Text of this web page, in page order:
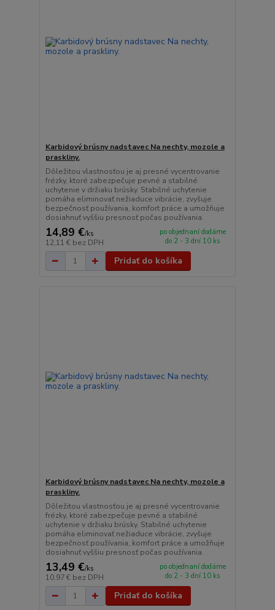
Karbidový brúsny nadstavec Na nechty, mozole a
praskliny.
Dôležitou vlastnosťou je aj presné vycentrovanie
frézky, ktoré zabezpečuje pevné a stabilné
uchytenie v držiaku brúsky. Stabilné uchytenie
pomáha eliminovať nežiaduce vibrácie, zvyšuje
bezpečnosť používania, komfort práce a umožňuje
dosiahnuť vyššiu presnosť počas používania.
14,89 €/ks
12,11 € bez DPH
po objednaní dodáme
do 2 - 3 dní 10 ks
Pridať do košíka
Karbidový brúsny nadstavec Na nechty, mozole a
praskliny.
Dôležitou vlastnosťou je aj presné vycentrovanie
frézky, ktoré zabezpečuje pevné a stabilné
uchytenie v držiaku brúsky. Stabilné uchytenie
pomáha eliminovať nežiaduce vibrácie, zvyšuje
bezpečnosť používania, komfort práce a umožňuje
dosiahnuť vyššiu presnosť počas používania.
13,49 €/ks
10,97 € bez DPH
po objednaní dodáme
do 2 - 3 dní 10 ks
Pridať do košíka